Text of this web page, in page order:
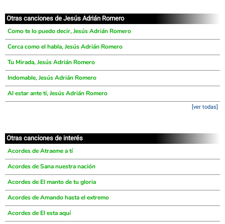
Otras canciones de Jesús Adrián Romero
Como te lo puedo decir, Jesús Adrián Romero
Cerca como el habla, Jesús Adrián Romero
Tu Mirada, Jesús Adrián Romero
Indomable, Jesús Adrián Romero
Al estar ante tí, Jesús Adrián Romero
[ver todas]
Otras canciones de interés
Acordes de Atraeme a tí
Acordes de Sana nuestra nación
Acordes de El manto de tu gloria
Acordes de Amando hasta el extremo
Acordes de El esta aquí